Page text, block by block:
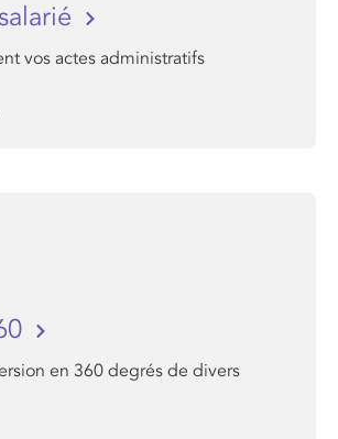
vos actes administratifs
en 360 degrés de divers